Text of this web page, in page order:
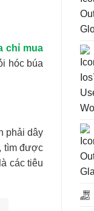
chỉ mua
hóc búa
phải dây
tìm được
các tiêu